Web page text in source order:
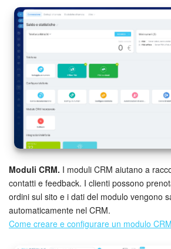
Moduli CRM. I moduli CRM aiutano a
contatti e feedback. I clienti possono
ordini sul sito e i dati del modulo vengono
automaticamente nel CRM.
Come creare e configurare un modulo CRM